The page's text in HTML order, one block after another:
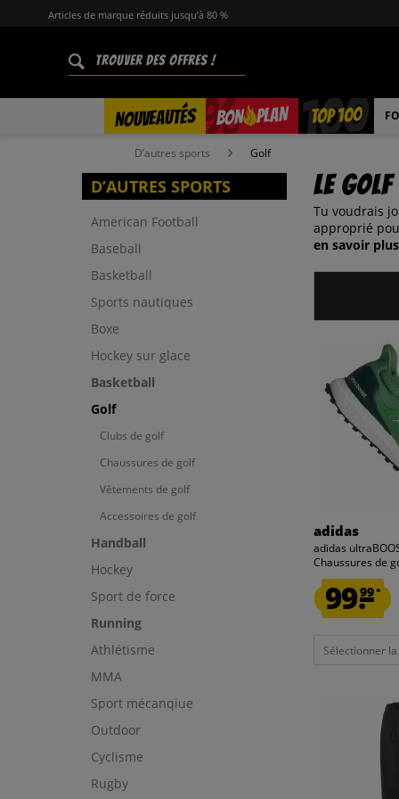
Articles de marque réduits jusqu’à 80 %
NOUVEAUTÉS BON PLAN
% TOP 100
D’autres sports Golf
D’AUTRES SPORTS
American Football
Baseball
Basketball
Sports nautiques
Boxe
Hockey sur glace
Basketball
Golf
Clubs de golf
Chaussures de golf
Vêtements de golf
Accessoires de golf
Handball
Hockey
Sport de force
Running
Athlétisme
MMA
Sport mécanqiue
Outdoor
Cyclisme
Rugby
Le golf
Tu voudrais
approprié
en savoir plus
adidas
adidas
Chaussures de
99.99*
Sélectionner